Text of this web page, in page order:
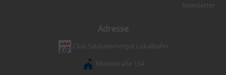
Newsletter
Adresse
Club Salzkammergut Lokalbahn
Moosstraße 154